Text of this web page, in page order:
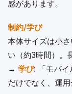
感があります。
制約/学び
本体サイズは小
い（約3時間）。
→ 学び: 「モバイ
だけでなく、運用